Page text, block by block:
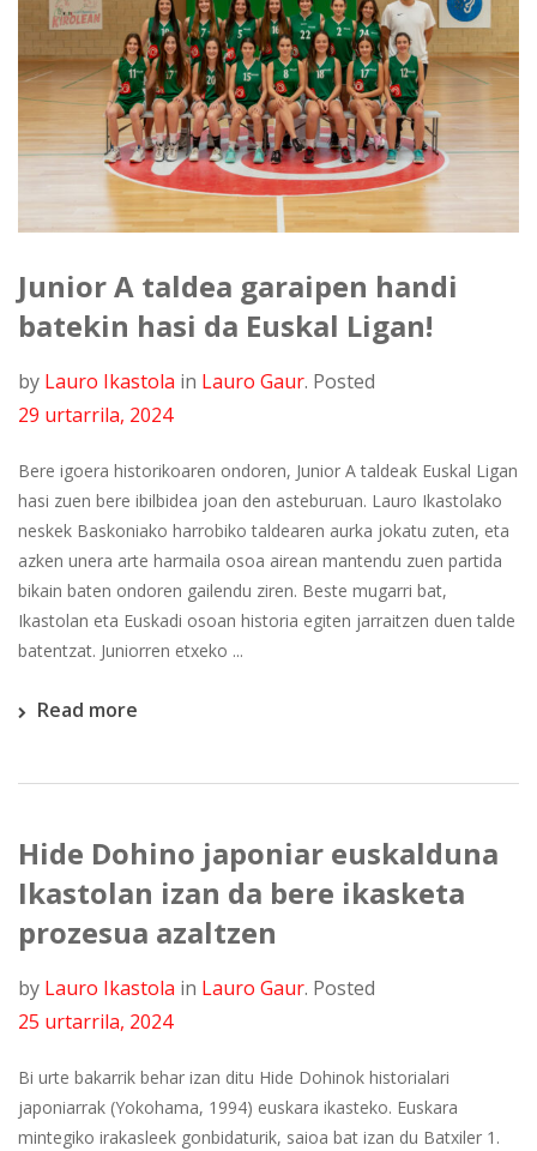
Junior A taldea garaipen handi
batekin hasi da Euskal Ligan!
by Lauro Ikastola in Lauro Gaur. Posted
29 urtarrila, 2024
Bere igoera historikoaren ondoren, Junior A taldeak Euskal Ligan
hasi zuen bere ibilbidea joan den asteburuan. Lauro Ikastolako
neskek Baskoniako harrobiko taldearen aurka jokatu zuten, eta
azken unera arte harmaila osoa airean mantendu zuen partida
bikain baten ondoren gailendu ziren. Beste mugarri bat,
Ikastolan eta Euskadi osoan historia egiten jarraitzen duen talde
batentzat. Juniorren etxeko ...
Read more
Hide Dohino japoniar euskalduna
Ikastolan izan da bere ikasketa
prozesua azaltzen
by Lauro Ikastola in Lauro Gaur. Posted
25 urtarrila, 2024
Bi urte bakarrik behar izan ditu Hide Dohinok historialari
japoniarrak (Yokohama, 1994) euskara ikasteko. Euskara
mintegiko irakasleek gonbidaturik, saioa bat izan du Batxiler 1.